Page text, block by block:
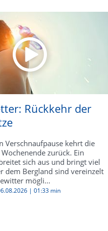
Rückkehr der
Verschnaufpause kehrt die
zurück. Ein
sich aus und bringt viel
dem Bergland sind vereinzelt
mögli...
| 01:33 min